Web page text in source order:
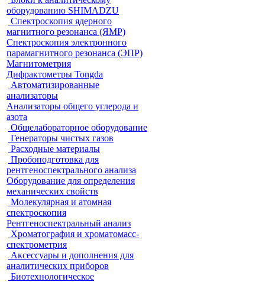
оборудованию SHIMADZU
Спектроскопия ядерного
магнитного резонанса (ЯМР)
Спектроскопия электронного
парамагнитного резонанса (ЭПР)
Магнитометрия
Дифрактометры Tongda
Автоматизированные
анализаторы
Анализаторы общего углерода и
азота
Общелабораторное оборудование
Генераторы чистых газов
Расходные материалы
Пробоподготовка для
рентгеноспектрального анализа
Оборудование для определения
механических свойств
Молекулярная и атомная
спектроскопия
Рентгеноспектральный анализ
Хроматография и хроматомасс-
спектрометрия
Аксессуары и дополнения для
аналитических приборов
Биотехнологическое